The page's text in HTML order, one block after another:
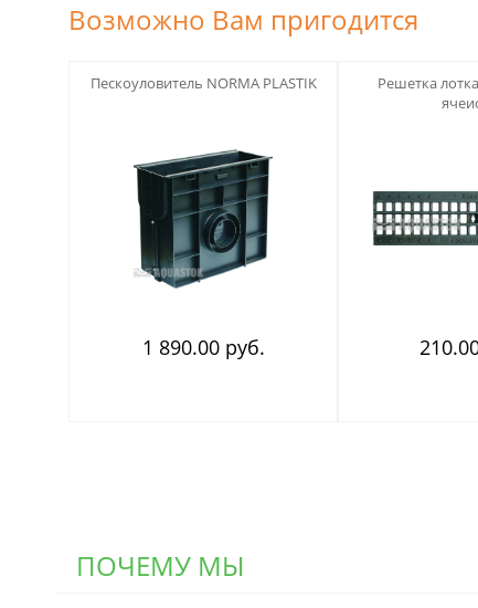
Возможно Вам пригодится
Пескоуловитель NORMA PLASTIK
1 890.00 руб.
Решетка
ПОЧЕМУ МЫ